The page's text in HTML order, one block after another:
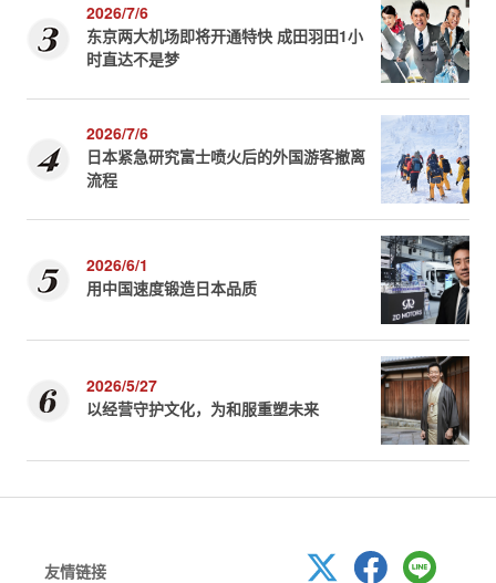
2026/7/6
东京两大机场即将开通特快 成田羽田1小
时直达不是梦
2026/7/6
日本紧急研究富士喷火后的外国游客撤离
流程
2026/6/1
用中国速度锻造日本品质
2026/5/27
以经营守护文化，为和服重塑未来
友情链接